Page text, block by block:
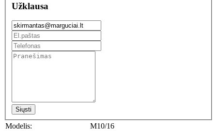
Užklausa
Siųsti
Modelis:
M10/16